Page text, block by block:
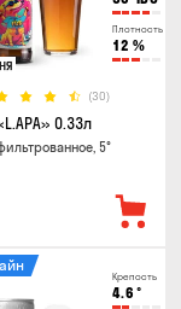
Плотность
12 %
(30)
0.33л
5°
Крепость
4.6 °